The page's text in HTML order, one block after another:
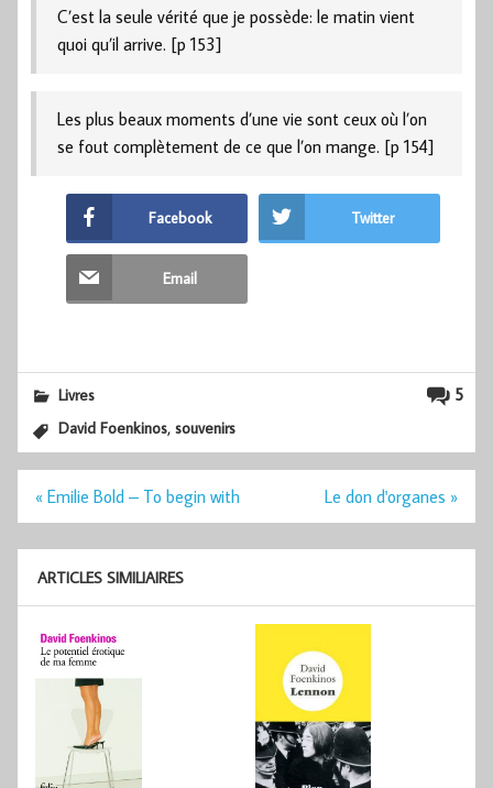
C’est la seule vérité que je possède: le matin vient
quoi qu’il arrive. [p 153]
Les plus beaux moments d’une vie sont ceux où l’on
se fout complètement de ce que l’on mange. [p 154]
Facebook Twitter
Email
5
Livres
David Foenkinos,souvenirs
Navigation
l’article
« Emilie Bold – To begin with Le don d'organes »
ARTICLES SIMILIAIRES